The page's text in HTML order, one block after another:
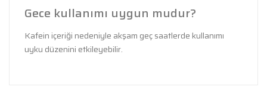
Gece kullanımı uygun mudur?
Kafein içeriği nedeniyle akşam geç saatlerde kullanımı
uyku düzenini etkileyebilir.